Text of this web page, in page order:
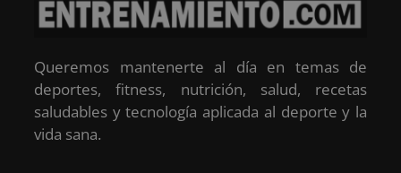
Queremos mantenerte al día en temas de
deportes, fitness, nutrición, salud, recetas
saludables y tecnología aplicada al deporte y la
vida sana.